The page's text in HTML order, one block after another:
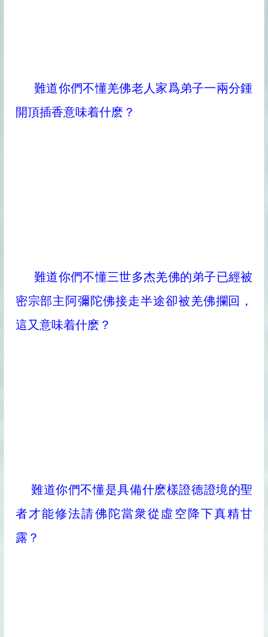
難道你們不懂羌佛老人家爲弟子一兩分鍾
開頂插香意味着什麽？
難道你們不懂三世多杰羌佛的弟子已經被
密宗部主阿彌陀佛接走半途卻被羌佛攔回，
這又意味着什麽？
難道你們不懂是具備什麽樣證德證境的聖
者才能修法請佛陀當衆從虛空降下真精甘
露？